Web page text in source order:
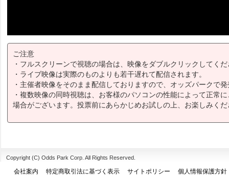
ご注意
・フルスクリーンで視聴の場合は、映像をダブルクリックしてく
・ライブ映像は実際のものよりも若干遅れて配信されます。
・主催者映像をそのまま配信しておりますので、オッズパークで
・複数映像の同時視聴は、お客様のパソコンの性能によって正常
場合がございます。投票前にあらかじめお試しの上、お楽しみく
Copyright (C) Odds Park Corp. All Rights Reserved.
会社案内 特定商取引法に基づく表示 サイトポリシー
個人情報保護方針